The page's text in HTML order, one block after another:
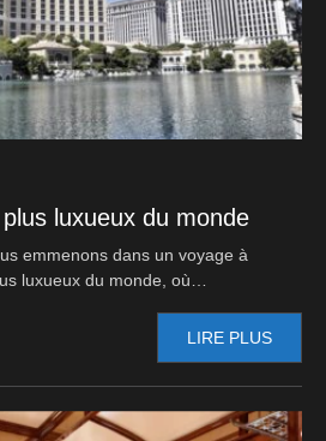
luxueux du monde
emmenons dans un voyage à
luxueux du monde, où…
LIRE PLUS